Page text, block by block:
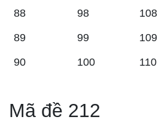
88 98 108
89 99 109
90 100 110
Mã đề 212